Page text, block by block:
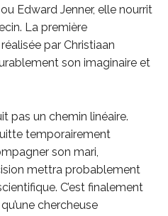
Edward Jenner, elle nourrit
La première
par Christiaan
son imaginaire et
pas un chemin linéaire.
temporairement
son mari,
mettra probablement
C’est finalement
chercheuse